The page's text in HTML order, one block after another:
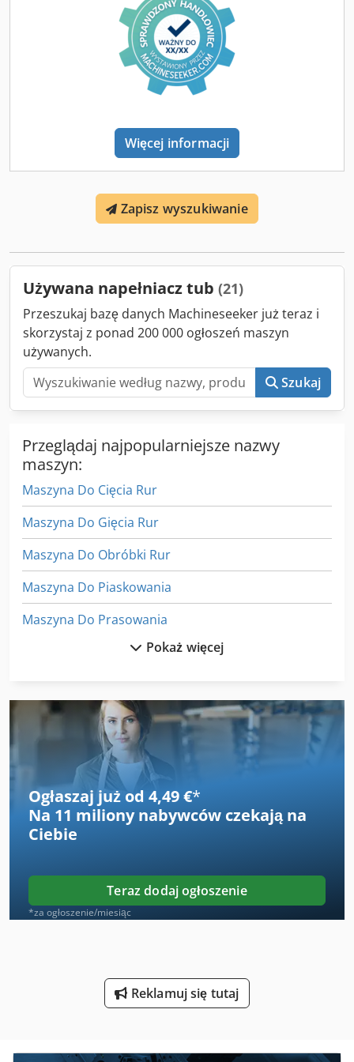
poprzez przemiennik częstotliwości, złożony mechanizm
otwierający do indeksowania i pozycjonowania oraz
najnowszy międzynarodowy mechanizm składania i
zamykania. Maszyna znajduje szerokie zastosowanie w
przemyśle kosmetycznym, chemicznym, klejowym oraz
spożywczym. Cjdjxum Alopfx Apvjrf
Więcej informacji
Zapisz wyszukiwanie
Używana napełniacz tub (21)
Przeszukaj bazę danych Machineseeker już teraz i
skorzystaj z ponad 200 000 ogłoszeń maszyn
używanych.
Szukaj
Przeglądaj najpopularniejsze nazwy
maszyn:
Maszyna Do Cięcia Rur
Maszyna Do Gięcia Rur
Maszyna Do Obróbki Rur
Maszyna Do Piaskowania
Maszyna Do Prasowania
Maszyna Do Prostowania Rur
Maszyna Do Rur
Maszyna Do Rysowania Rur
Maszyny Do Forniru
Maszyny Do Napełniania
Maszyny Do Napełniania Dawki
Maszyny Do Oklejania
Maszyny Do Piaskowania
Maszyny Do Szlifowania Rur
Maszyny Do Ukosowania
Pokaż więcej
Ogłaszaj już od 4,49 €*
Na 11 miliony nabywców czekają na
Ciebie
Teraz dodaj ogłoszenie
*za ogłoszenie/miesiąc
Reklamuj się tutaj